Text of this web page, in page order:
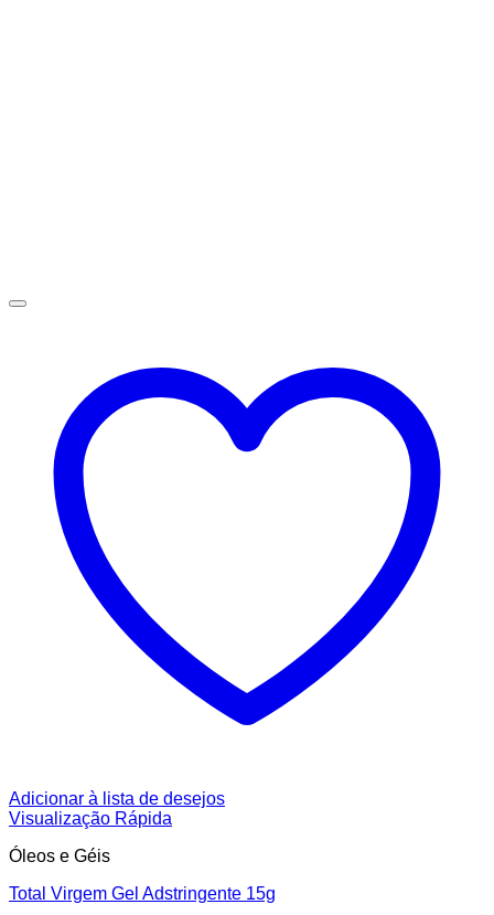
Adicionar à lista de desejos
Visualização Rápida
Óleos e Géis
Total Virgem Gel Adstringente 15g